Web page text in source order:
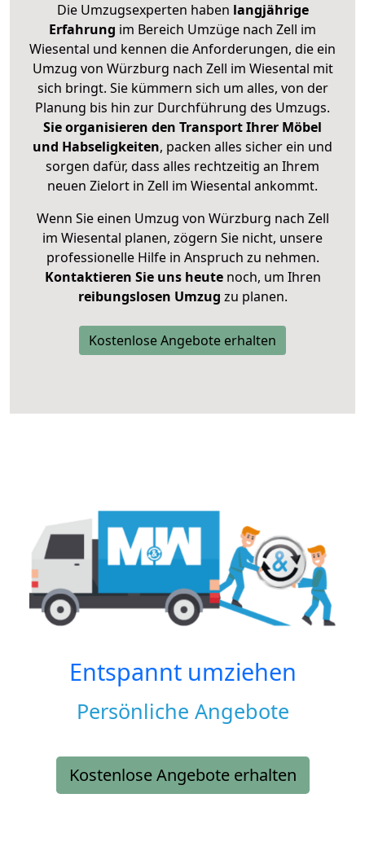
Die Umzugsexperten haben langjährige
Erfahrung im Bereich Umzüge nach Zell im
Wiesental und kennen die Anforderungen, die ein
Umzug von Würzburg nach Zell im Wiesental mit
sich bringt. Sie kümmern sich um alles, von der
Planung bis hin zur Durchführung des Umzugs.
Sie organisieren den Transport Ihrer Möbel
und Habseligkeiten, packen alles sicher ein und
sorgen dafür, dass alles rechtzeitig an Ihrem
neuen Zielort in Zell im Wiesental ankommt.
Wenn Sie einen Umzug von Würzburg nach Zell
im Wiesental planen, zögern Sie nicht, unsere
professionelle Hilfe in Anspruch zu nehmen.
Kontaktieren Sie uns heutenoch, um Ihren
reibungslosen Umzug zu planen.
Kostenlose Angebote erhalten
Entspannt umziehen
Persönliche Angebote
Kostenlose Angebote erhalten